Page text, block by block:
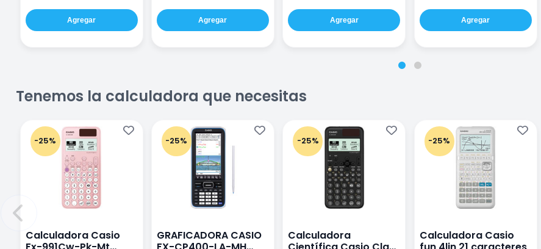
Agregar Agregar Agregar Agregar
Tenemos la calculadora que necesitas
-25%
Calculadora Casio
-25%
GRAFICADORA CASIO
-25%
Calculadora
-25%
Calculadora Casio